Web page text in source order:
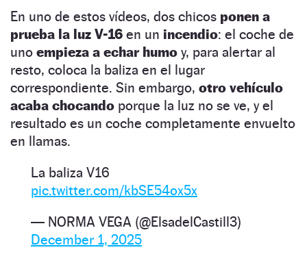
En uno de estos vídeos, dos chicos ponen a
prueba la luz V-16 en un incendio: el coche de
uno empieza a echar humo y, para alertar al
resto, coloca la baliza en el lugar
correspondiente. Sin embargo, otro vehículo
acaba chocando porque la luz no se ve, y el
resultado es un coche completamente envuelto
en llamas.
La baliza V16
pic.twitter.com/kbSE54ox5x
— NORMA VEGA (@ElsadelCastill3)
December 1, 2025